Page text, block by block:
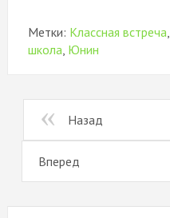
Метки: Классная встреча,
школа, Юнин
Назад
Вперед